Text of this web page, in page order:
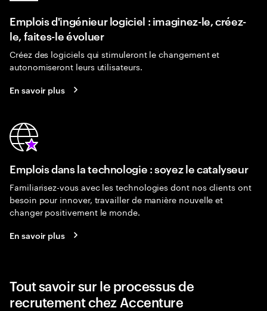
Emplois d'ingénieur logiciel : imaginez-le, créez-
le, faites-le évoluer
Créez des logiciels qui stimuleront le changement et
autonomiseront leurs utilisateurs.
En savoir plus
Emplois dans la technologie : soyez le catalyseur
Familiarisez-vous avec les technologies dont nos clients ont
besoin pour innover, travailler de manière nouvelle et
changer positivement le monde.
En savoir plus
Tout savoir sur le processus de
recrutement chez Accenture